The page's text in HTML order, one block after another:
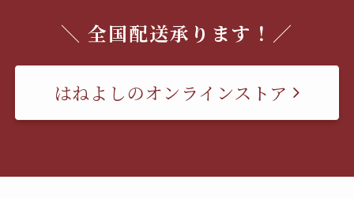
＼ 全国配送承ります！／
はねよしのオンラインストア